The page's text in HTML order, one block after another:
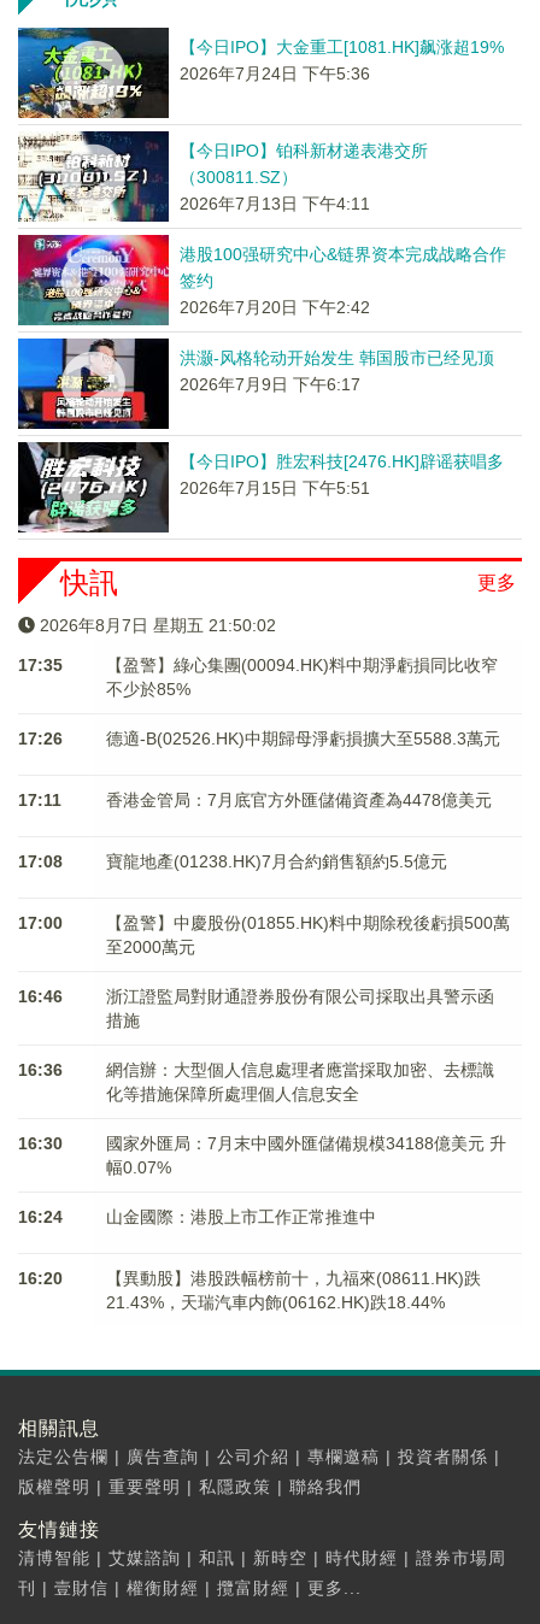
【今日IPO】大金重工[1081.HK]飙涨超19%
2026年7月24日 下午5:36
【今日IPO】铂科新材递表港交所
（300811.SZ）
2026年7月13日 下午4:11
港股100强研究中心&链界资本完成战略合作
签约
2026年7月20日 下午2:42
洪灏-风格轮动开始发生 韩国股市已经见顶
2026年7月9日 下午6:17
【今日IPO】胜宏科技[2476.HK]辟谣获唱多
2026年7月15日 下午5:51
更多
快訊
2026年8月7日 星期五 21:50:02
17:35
【盈警】綠心集團(00094.HK)料中期淨虧損同比收窄
不少於85%
17:26 德適-B(02526.HK)中期歸母淨虧損擴大至5588.3萬元
17:11 香港金管局：7月底官方外匯儲備資產為4478億美元
17:08 寶龍地產(01238.HK)7月合約銷售額約5.5億元
17:00
【盈警】中慶股份(01855.HK)料中期除稅後虧損500萬
至2000萬元
16:46
浙江證監局對財通證券股份有限公司採取出具警示函
措施
16:36
網信辦：大型個人信息處理者應當採取加密、去標識
化等措施保障所處理個人信息安全
16:30
國家外匯局：7月末中國外匯儲備規模34188億美元 升
幅0.07%
16:24 山金國際：港股上市工作正常推進中
16:20
【異動股】港股跌幅榜前十，九福來(08611.HK)跌
21.43%，天瑞汽車内飾(06162.HK)跌18.44%
相關訊息
法定公告欄 | 廣告查詢 | 公司介紹 | 專欄邀稿 | 投資者關係 |
版權聲明 | 重要聲明 | 私隱政策 | 聯絡我們
友情鏈接
清博智能 | 艾媒諮詢 | 和訊 | 新時空 | 時代財經 | 證券市場周
刊
| 壹財信 | 權衡財經 | 攬富財經 | 更多...